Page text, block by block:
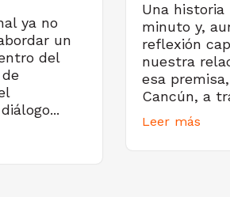
ya no
un
del
Una historia
minuto y,
reflexión
nuestra
esa
Cancún, a
Leer más